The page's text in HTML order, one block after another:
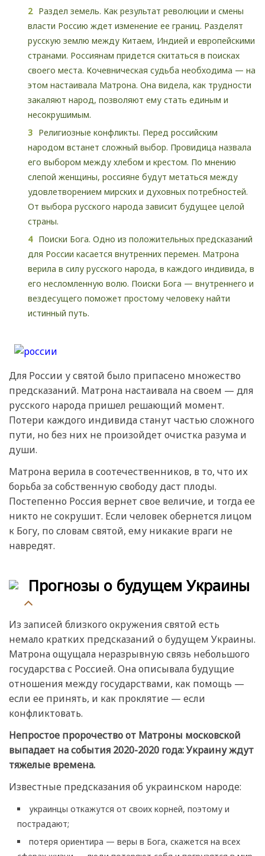
Раздел земель. Как результат революции и смены
власти Россию ждет изменение ее границ. Разделят
русскую землю между Китаем, Индией и европейскими
странами. Россиянам придется скитаться в поисках
своего места. Кочевническая судьба необходима — на
этом настаивала Матрона. Она видела, как трудности
закаляют народ, позволяют ему стать единым и
несокрушимым.
Религиозные конфликты. Перед российским
народом встанет сложный выбор. Провидица назвала
его выбором между хлебом и крестом. По мнению
слепой женщины, россияне будут метаться между
удовлетворением мирских и духовных потребностей.
От выбора русского народа зависит будущее целой
страны.
Поиски Бога. Одно из положительных предсказаний
для России касается внутренних перемен. Матрона
верила в силу русского народа, в каждого индивида, в
его несломленную волю. Поиски Бога — внутреннего и
вездесущего поможет простому человеку найти
истинный путь.
Для России у святой было припасено множество
предсказаний. Матрона настаивала на своем — для
русского народа пришел решающий момент.
Потери каждого индивида станут частью сложного
пути, но без них не произойдет очистка разума и
души.
Матрона верила в соотечественников, в то, что их
борьба за собственную свободу даст плоды.
Постепенно Россия вернет свое величие, и тогда ее
никто не сокрушит. Если человек обернется лицом
к Богу, по словам святой, ему никакие враги не
навредят.
Прогнозы о будущем Украины
Из записей близкого окружения святой есть
немало кратких предсказаний о будущем Украины.
Матрона ощущала неразрывную связь небольшого
государства с Россией. Она описывала будущие
отношения между государствами, как помощь —
если ее принять, и как проклятие — если
конфликтовать.
Непростое пророчество от Матроны московской
выпадает на события 2020-2020 года: Украину ждут
тяжелые времена.
Известные предсказания об украинском народе:
украинцы откажутся от своих корней, поэтому и
пострадают;
потеря ориентира — веры в Бога, скажется на всех